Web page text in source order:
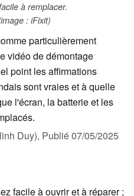
à remplacer.
: iFixit)
particulièrement
vidéo de démontage
point les affirmations
sont vraies et à quelle
l'écran, la batterie et les
Duy), Publié07/05/2025
facile à ouvrir et à réparer ;